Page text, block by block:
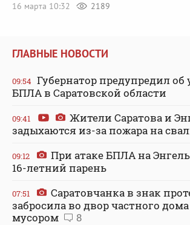
16 марта 10:32
2189
ГЛАВНЫЕ НОВОСТИ
09:54 Губернатор предупредил об
БПЛА в Саратовской области
09:41
Жители Саратова и
задыхаются из-за пожара на
09:12
При атаке БПЛА на
16-летний парень
07:51
Саратовчанка в знак
забросила во двор частного
мусором
8